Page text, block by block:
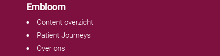
Embloom
Content overzicht
Patient Journeys
Over ons